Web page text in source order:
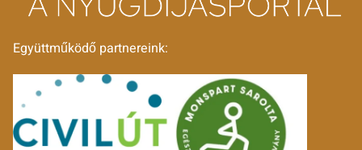
Együttműködő partnereink: